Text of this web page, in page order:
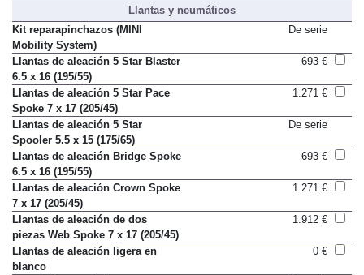
Llantas y neumáticos
Kit reparapinchazos (MINI
Mobility System)
De serie
Llantas de aleación 5 Star Blaster
6.5 x 16 (195/55)
693 €
Llantas de aleación 5 Star Pace
Spoke 7 x 17 (205/45)
1.271 €
Llantas de aleación 5 Star
Spooler 5.5 x 15 (175/65)
De serie
Llantas de aleación Bridge Spoke
6.5 x 16 (195/55)
693 €
Llantas de aleación Crown Spoke
7 x 17 (205/45)
1.271 €
Llantas de aleación de dos
piezas Web Spoke 7 x 17 (205/45)
1.912 €
Llantas de aleación ligera en
blanco
0 €